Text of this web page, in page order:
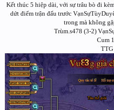
Kết thúc 5 hiệp dài, với sự trâu bò đi
dứt điểm trận đấu trước
trong mà không
Trùm.s478 (3-2)
Cum
TTG